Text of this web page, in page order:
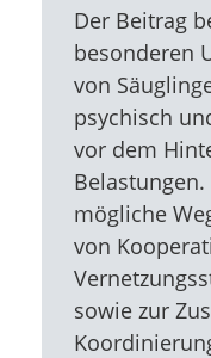
Der Beitrag
besonderen
von
psychisch
vor dem
mögliche
von
sowie zur